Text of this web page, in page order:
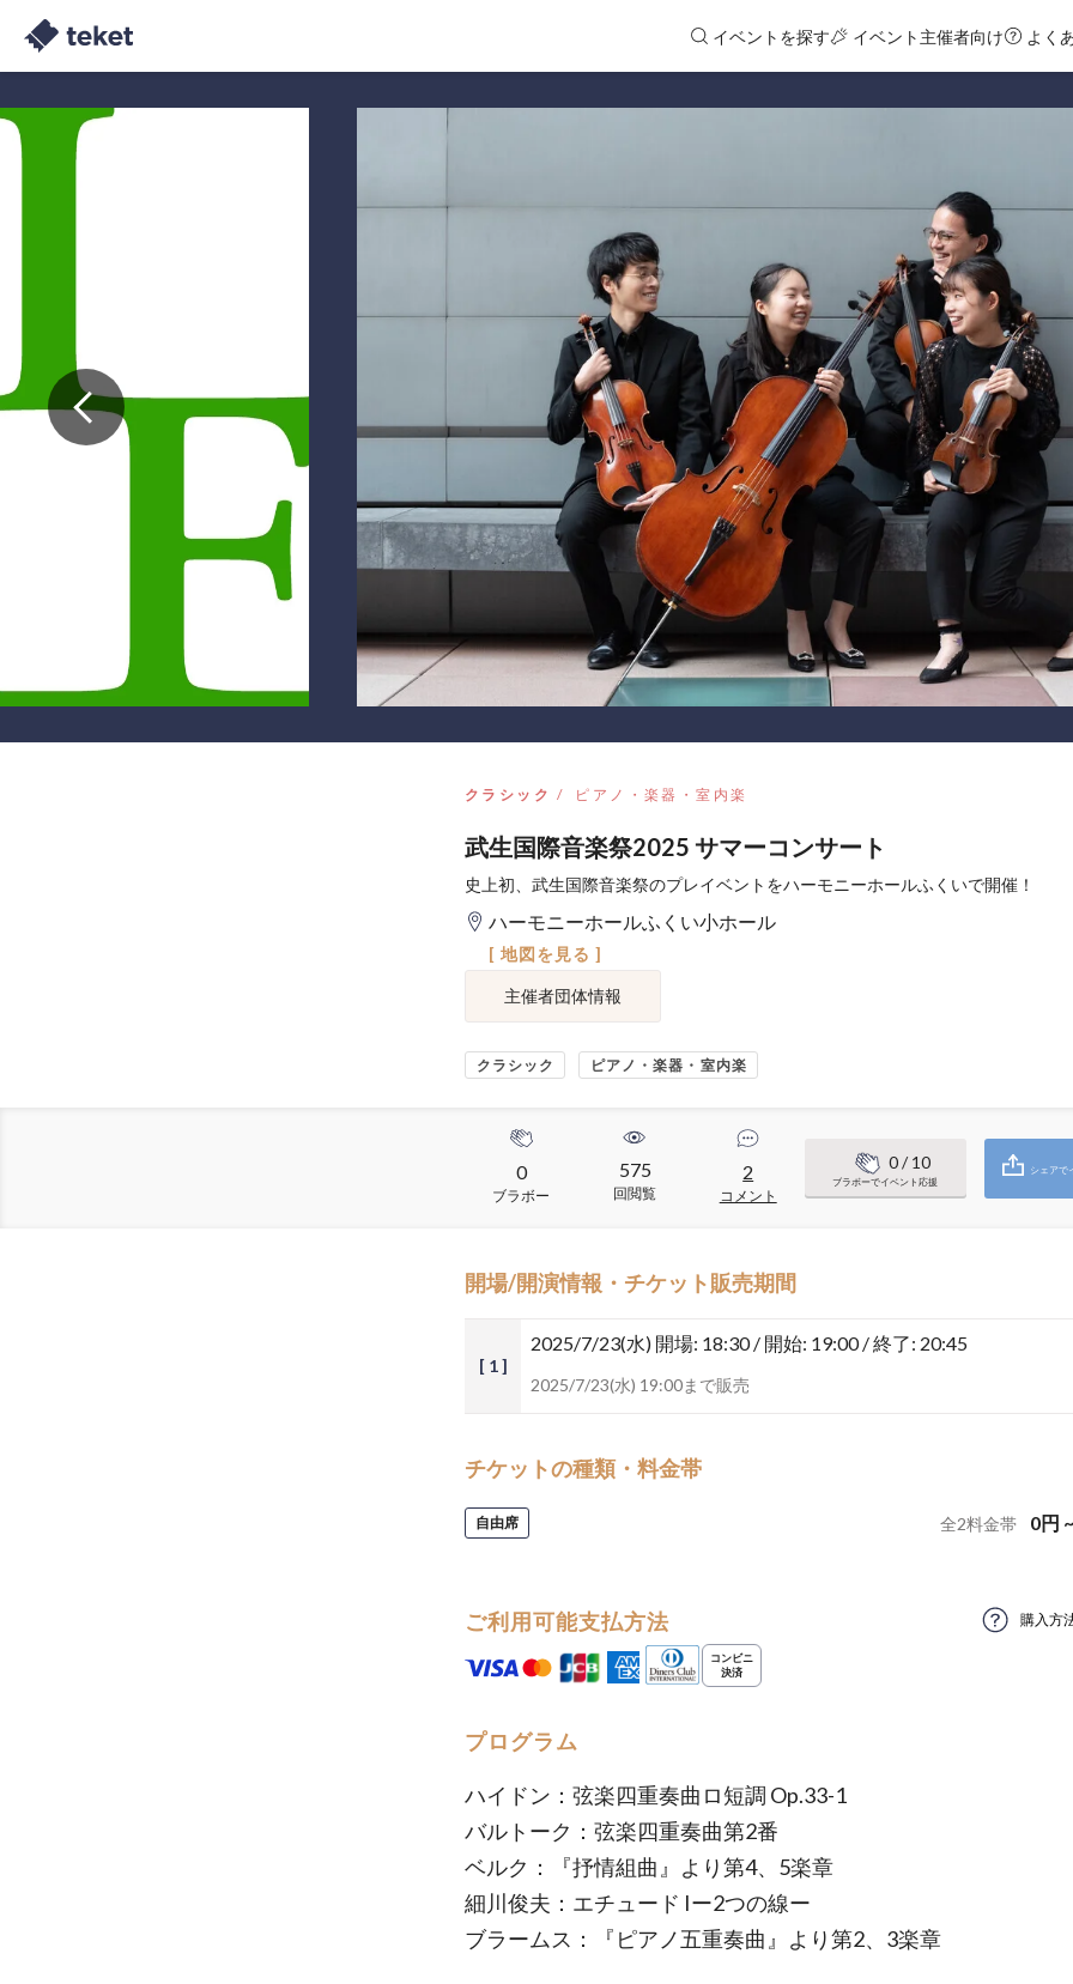
イベントを探す イベント主催者向け よく
クラシック ピアノ・楽器・室内楽
武生国際音楽祭2025 サマーコンサート
史上初、武生国際音楽祭のプレイベントをハーモニーホールふくいで開催！
ハーモニーホールふくい小ホール
[ 地図を見る ]
主催者団体情報
クラシック ピアノ・楽器・室内楽
0
ブラボー
575
回閲覧
2
コメント
0/ 10
ブラボーでイベント応援
シェアで
開場/開演情報・チケット販売期間
[ 1 ]
2025/7/23(水) 開場: 18:30 / 開始: 19:00 / 終了: 20:45
2025/7/23(水) 19:00まで販売
チケットの種類・料金帯
自由席 全2料金帯 0円
ご利用可能支払方法 購入方
プログラム
ハイドン：弦楽四重奏曲ロ短調 Op.33-1
バルトーク：弦楽四重奏曲第2番
ベルク：『抒情組曲』より第4、5楽章
細川俊夫：エチュード Iー2つの線ー
ブラームス：『ピアノ五重奏曲』より第2、3楽章